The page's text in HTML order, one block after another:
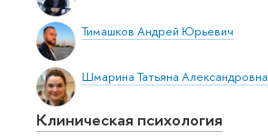
Тимашков Андрей Юрьевич
Шмарина Татьяна Александровна
Клиническая психология